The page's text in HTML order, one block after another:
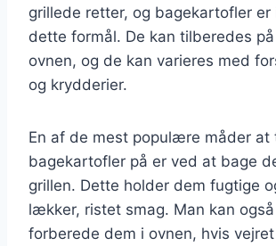
grillede retter, og bagekartofler er
dette formål. De kan tilberedes
ovnen, og de kan varieres med
og krydderier.
En af de mest populære måder at
bagekartofler på er ved at bage
grillen. Dette holder dem fugtige
lækker, ristet smag. Man kan
forberede dem i ovnen, hvis